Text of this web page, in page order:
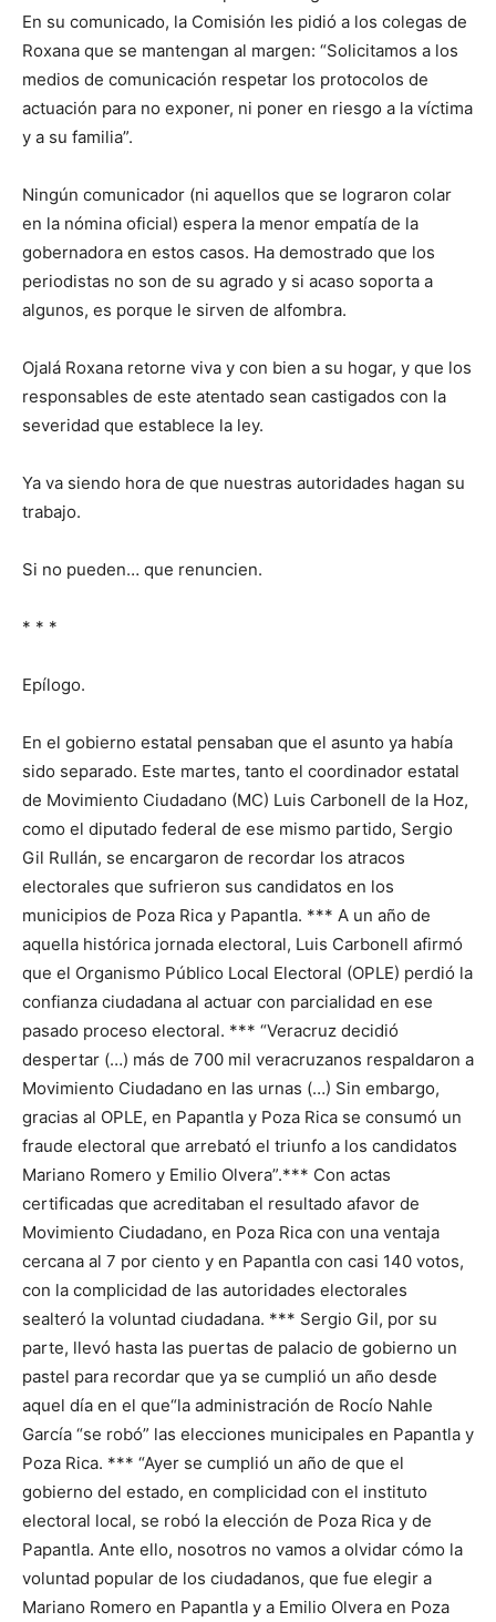
En su comunicado, la Comisión les pidió a los colegas de
Roxana que se mantengan al margen: “Solicitamos a los
medios de comunicación respetar los protocolos de
actuación para no exponer, ni poner en riesgo a la víctima
y a su familia”.
Ningún comunicador (ni aquellos que se lograron colar
en la nómina oficial) espera la menor empatía de la
gobernadora en estos casos. Ha demostrado que los
periodistas no son de su agrado y si acaso soporta a
algunos, es porque le sirven de alfombra.
Ojalá Roxana retorne viva y con bien a su hogar, y que los
responsables de este atentado sean castigados con la
severidad que establece la ley.
Ya va siendo hora de que nuestras autoridades hagan su
trabajo.
Si no pueden… que renuncien.
* * *
Epílogo.
En el gobierno estatal pensaban que el asunto ya había
sido separado. Este martes, tanto el coordinador estatal
de Movimiento Ciudadano (MC) Luis Carbonell de la Hoz,
como el diputado federal de ese mismo partido, Sergio
Gil Rullán, se encargaron de recordar los atracos
electorales que sufrieron sus candidatos en los
municipios de Poza Rica y Papantla. *** A un año de
aquella histórica jornada electoral, Luis Carbonell afirmó
que el Organismo Público Local Electoral (OPLE) perdió la
confianza ciudadana al actuar con parcialidad en ese
pasado proceso electoral. *** “Veracruz decidió
despertar (…) más de 700 mil veracruzanos respaldaron a
Movimiento Ciudadano en las urnas (…) Sin embargo,
gracias al OPLE, en Papantla y Poza Rica se consumó un
fraude electoral que arrebató el triunfo a los candidatos
Mariano Romero y Emilio Olvera”.*** Con actas
certificadas que acreditaban el resultado afavor de
Movimiento Ciudadano, en Poza Rica con una ventaja
cercana al 7 por ciento y en Papantla con casi 140 votos,
con la complicidad de las autoridades electorales
sealteró la voluntad ciudadana. *** Sergio Gil, por su
parte, llevó hasta las puertas de palacio de gobierno un
pastel para recordar que ya se cumplió un año desde
aquel día en el que“la administración de Rocío Nahle
García “se robó” las elecciones municipales en Papantla y
Poza Rica. *** “Ayer se cumplió un año de que el
gobierno del estado, en complicidad con el instituto
electoral local, se robó la elección de Poza Rica y de
Papantla. Ante ello, nosotros no vamos a olvidar cómo la
voluntad popular de los ciudadanos, que fue elegir a
Mariano Romero en Papantla y a Emilio Olvera en Poza